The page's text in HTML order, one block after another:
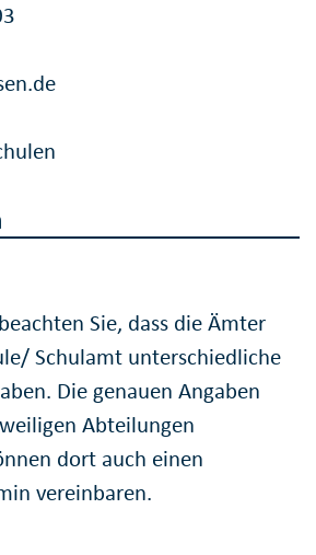
Sie, dass die Ämter
Schulamt unterschiedliche
Die genauen Angaben
Abteilungen
dort auch einen
vereinbaren.